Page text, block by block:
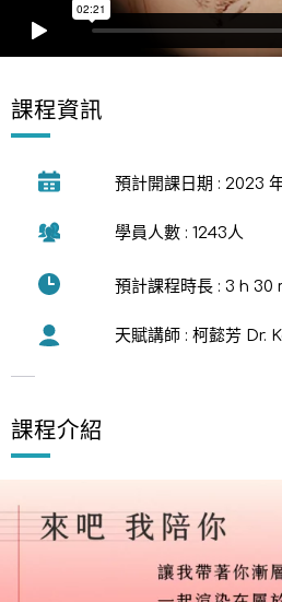
課程資訊
預計開課日期 : 2023
學員人數 : 1243人
預計課程時長 : 3 h 30
天賦講師 : 柯懿芳 Dr.
課程介紹